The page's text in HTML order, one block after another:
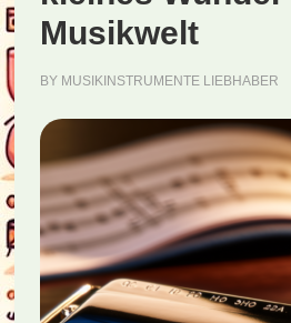
Musikwelt
BY MUSIKINSTRUMENTE LIEBHABER